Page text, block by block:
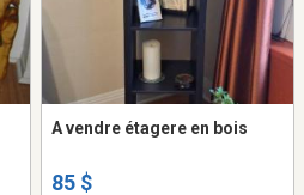
A vendre étagere en bois
85 $